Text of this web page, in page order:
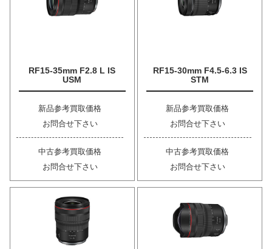
RF15-35mm F2.8 L IS
USM
新品参考買取価格
お問合せ下さい
中古参考買取価格
お問合せ下さい
RF15-30mm F4.5-6.3 IS
STM
新品参考買取価格
お問合せ下さい
中古参考買取価格
お問合せ下さい